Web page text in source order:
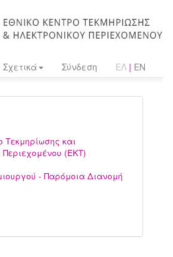
Σχετικά Σύνδεση ΕΛ | EN
Τεκμηρίωσης και
Περιεχομένου (ΕΚΤ)
- Παρόμοια Διανομή